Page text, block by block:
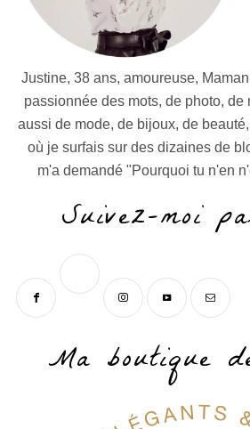
Justine, 38 ans, amoureuse,
passionnée des mots, de photo, de
aussi de mode, de bijoux, de
où je surfais sur des dizaines de
m'a demandé "Pourquoi tu n'en
Suivez-moi
Ma boutique